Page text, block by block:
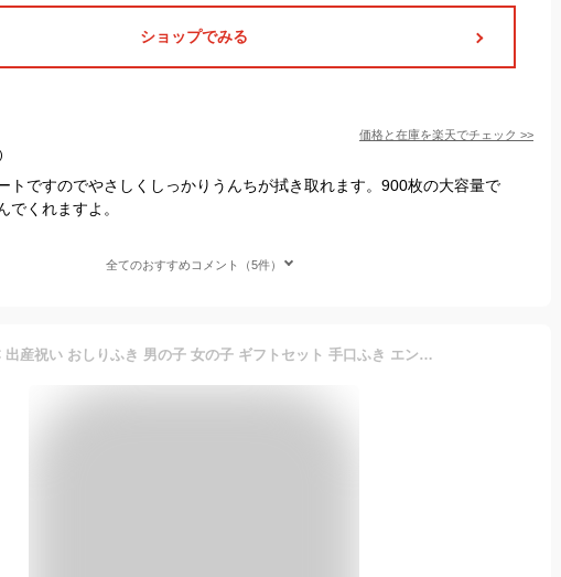
ショップでみる
価格と在庫を楽天でチェック >>
トですのでやさしくしっかりうんちが拭き取れます。900枚の大容量で
でくれますよ。
全てのおすすめコメント（5件）
AIRFRIC 出産祝い おしりふき 男の子 女の子 ギフトセット 手口ふき エンボス加工 厚手 無添加 無香料 ノンアルコール 蓋つき 水分多め やわらか 大判 純水 99％ 赤ちゃん ベビー 超厚手 極厚 新生児 育児 子育て Atsude シリーズ